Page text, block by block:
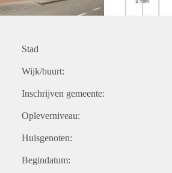
Stad
Wijk/buurt:
Inschrijven gemeente:
Opleverniveau:
Huisgenoten:
Begindatum: